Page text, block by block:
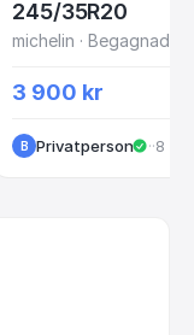
245/35R20
michelin · Begagnade
3 900 kr
B Privatperson ··8